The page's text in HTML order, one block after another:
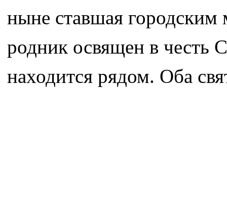
ныне ставшая
родник освящен в честь
находится рядом. Оба